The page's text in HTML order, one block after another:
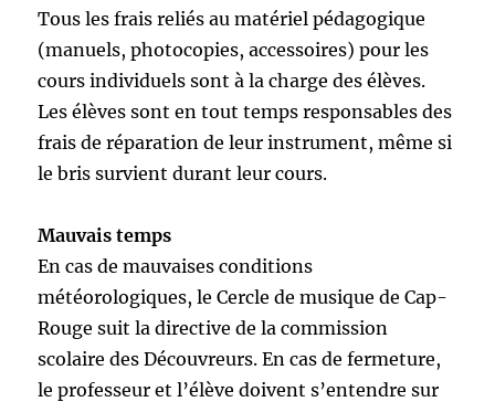
Tous les frais reliés au matériel pédagogique
(manuels, photocopies, accessoires) pour les
cours individuels sont à la charge des élèves.
Les élèves sont en tout temps responsables des
frais de réparation de leur instrument, même si
le bris survient durant leur cours.
Mauvais temps
En cas de mauvaises conditions
météorologiques, le Cercle de musique de Cap-
Rouge suit la directive de la commission
scolaire des Découvreurs. En cas de fermeture,
le professeur et l’élève doivent s’entendre sur